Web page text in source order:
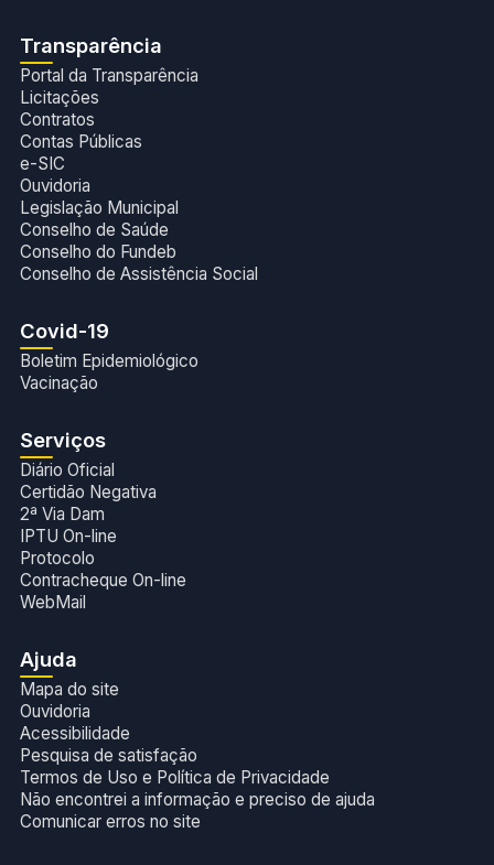
Transparência
Portal da Transparência
Licitações
Contratos
Contas Públicas
e-SIC
Ouvidoria
Legislação Municipal
Conselho de Saúde
Conselho do Fundeb
Conselho de Assistência Social
Covid-19
Boletim Epidemiológico
Vacinação
Serviços
Diário Oficial
Certidão Negativa
2ª Via Dam
IPTU On-line
Protocolo
Contracheque On-line
WebMail
Ajuda
Mapa do site
Ouvidoria
Acessibilidade
Pesquisa de satisfação
Termos de Uso e Política de Privacidade
Não encontrei a informação e preciso de ajuda
Comunicar erros no site